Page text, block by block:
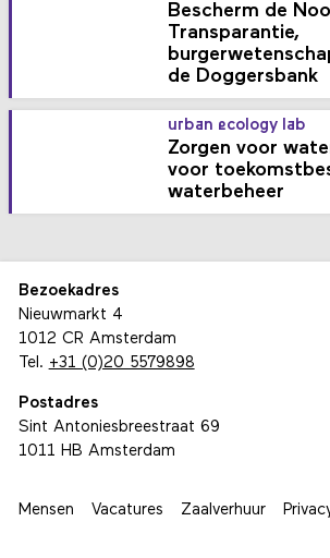
Bescherm de
Transparantie,
de Doggersbank
urban ecology lab
Zorgen voor
voor
waterbeheer
Bezoekadres
Nieuwmarkt 4
1012 CR Amsterdam
Tel. +31 (0)20 5579898
Postadres
Sint Antoniesbreestraat 69
1011 HB Amsterdam
Mensen Vacatures Zaalverhuur